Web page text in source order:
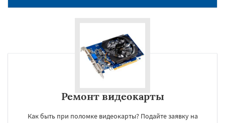
Ремонт видеокарты
Как быть при поломке видеокарты? Подайте заявку на